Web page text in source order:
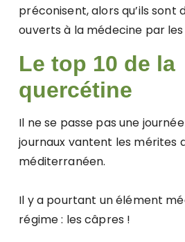
préconisent, alors qu’ils sont
ouverts à la médecine par
Le top 10 de la
quercétine
Il ne se passe pas une
journaux vantent les mérites
méditerranéen.
Il y a pourtant un élément
régime : les câpres !